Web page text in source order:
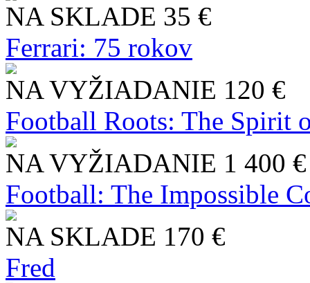
NA SKLADE 35 €
Ferrari: 75 rokov
NA VYŽIADANIE 120 €
Football Roots: The Spirit
NA VYŽIADANIE 1 400 €
Football: The Impossible
NA SKLADE 170 €
Fred